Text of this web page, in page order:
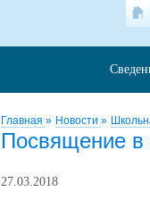
Главная » Новости »
Посвящение в
27.03.2018